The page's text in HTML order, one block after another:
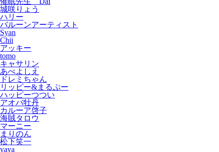
城咲りょう
ハリー
バルーンアーティスト
Syan
Chii
アッキー
tomo
キャサリン
あべよしえ
ドレミちゃん
リッピー&まるぷー
ハッピーつつい
アオバ牡丹
カルーア啓子
海賊タロウ
マーニー
まりのん
松下笑一
yaya